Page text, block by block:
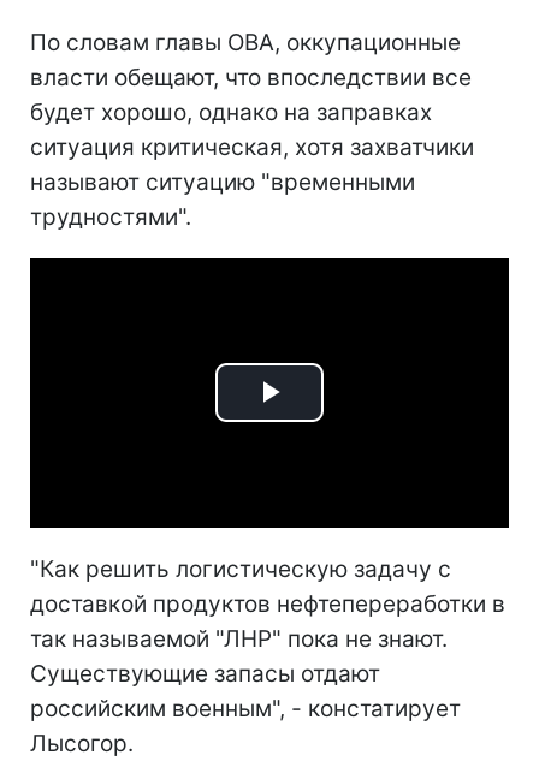
По словам главы ОВА, оккупационные
власти обещают, что впоследствии все
будет хорошо, однако на заправках
ситуация критическая, хотя захватчики
называют ситуацию "временными
трудностями".
Play
"Как решить логистическую задачу с
доставкой продуктов нефтепереработки в
так называемой "ЛНР" пока не знают.
Существующие запасы отдают
российским военным", - констатирует
Лысогор.